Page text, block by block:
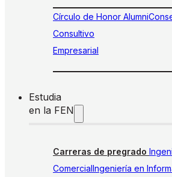
Círculo de Honor Alumni
Consultivo
Empresarial
Estudia
en la FEN
Carreras de pregrado
ComercialIngeniería en